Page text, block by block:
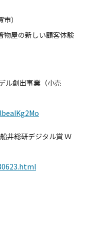
）
物屋の新しい顧客体験
ル創出事業（小売
井総研デジタル賞 Ｗ